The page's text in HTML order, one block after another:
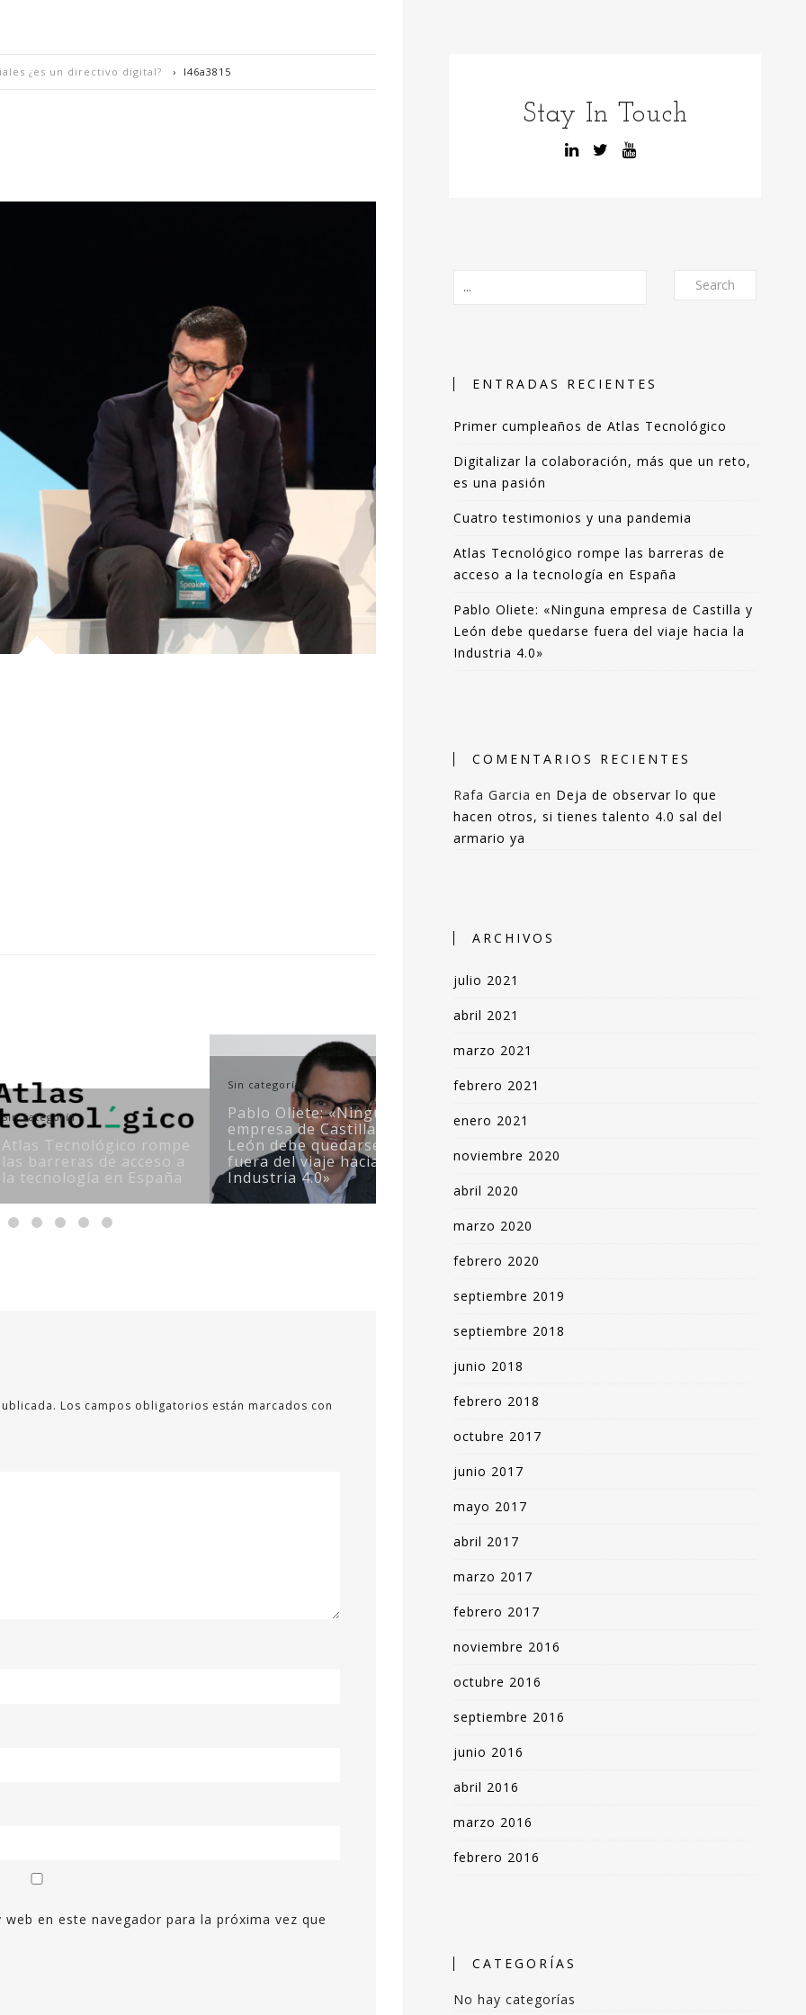
el ecosistema Industria 4.0 es España
¿QUÉ BUSCO CON ESTE BLOG?
blog refleja mi opinión personal y espero
que sea también un vehículo de conexión con
otras personas que, como yo, se sigan
sorprendiendo del espectacular momento
tecnológico que vivimos en España.
¿es un directivo digital? › l46a3815
rompe
de acceso a
en España
Sin categoría
Pablo Oliete: «Ninguna
empresa de Castilla y
León debe quedarse
fuera del viaje hacia la
Industria 4.0»
Adiós a Manuel Torres,
Los campos obligatorios están marcados con
en este navegador para la próxima vez que
Stay In Touch
Search
ENTRADAS RECIENTES
Primer cumpleaños de Atlas Tecnológico
Digitalizar la colaboración, más que un reto,
es una pasión
Cuatro testimonios y una pandemia
Atlas Tecnológico rompe las barreras de
acceso a la tecnología en España
Pablo Oliete: «Ninguna empresa de Castilla y
León debe quedarse fuera del viaje hacia la
Industria 4.0»
COMENTARIOS RECIENTES
Rafa Garcia en Deja de observar lo que
hacen otros, si tienes talento 4.0 sal del
armario ya
ARCHIVOS
julio 2021
abril 2021
marzo 2021
febrero 2021
enero 2021
noviembre 2020
abril 2020
marzo 2020
febrero 2020
septiembre 2019
septiembre 2018
junio 2018
febrero 2018
octubre 2017
junio 2017
mayo 2017
abril 2017
marzo 2017
febrero 2017
noviembre 2016
octubre 2016
septiembre 2016
junio 2016
abril 2016
marzo 2016
febrero 2016
CATEGORÍAS
No hay categorías